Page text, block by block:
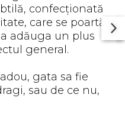
confecționată
care se poartă
adăuga un plus
general.
gata sa fie
sau de ce nu,